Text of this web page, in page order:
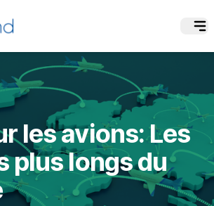
les avions: Les
plus longs du